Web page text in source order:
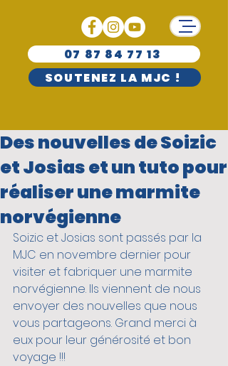
07 87 84 77 13
SOUTENEZ LA MJC !
Des nouvelles de Soizic
et Josias et un tuto pour
réaliser une marmite
norvégienne
Soizic et Josias sont passés par la
MJC en novembre dernier pour
visiter et fabriquer une marmite
norvégienne. Ils viennent de nous
envoyer des nouvelles que nous
vous partageons. Grand merci à
eux pour leur générosité et bon
voyage !!!